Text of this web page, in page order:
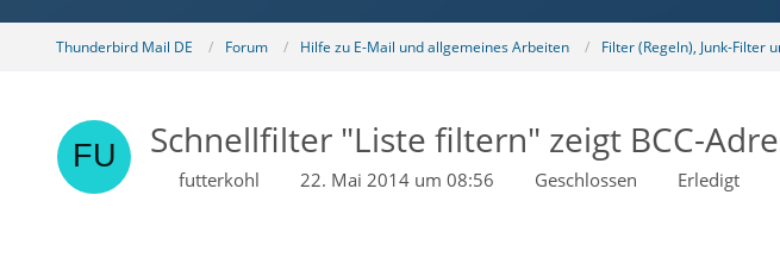
Thunderbird Mail DE Forum Hilfe zu E-Mail und allgemeines Arbeiten Filter (Regeln), Junk-Filter
Schnellfilter "Liste filtern" zeigt BCC-
futterkohl 22. Mai 2014 um 08:56 Geschlossen Erledigt